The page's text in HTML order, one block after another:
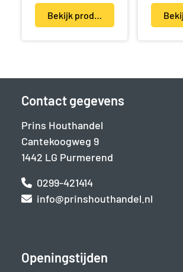
Contact gegevens
Prins Houthandel
Cantekoogweg 9
1442 LG Purmerend
0299-421414
info@prinshouthandel.nl
Openingstijden